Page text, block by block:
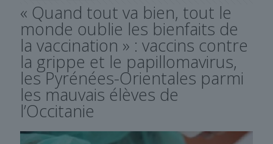
« Quand tout va bien, tout le
monde oublie les bienfaits de
la vaccination » : vaccins contre
la grippe et le papillomavirus,
les Pyrénées-Orientales parmi
les mauvais élèves de
l’Occitanie